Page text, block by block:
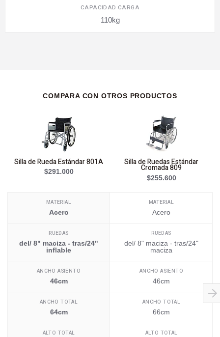
CAPACIDAD CARGA
110kg
COMPARA CON OTROS PRODUCTOS
Silla de Rueda Estándar 801A
$291.000
MATERIAL
Acero
RUEDAS
del/ 8" maciza - tras/24"
inflable
ANCHO ASIENTO
46cm
ANCHO TOTAL
64cm
ALTO TOTAL
Silla de Ruedas Estándar
Cromada 809
$255.600
MATERIAL
Acero
RUEDAS
del/ 8" maciza - tras/24"
maciza
ANCHO ASIENTO
46cm
ANCHO TOTAL
66cm
ALTO TOTAL